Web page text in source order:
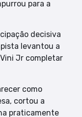
para a
decisiva
levantou a
Jr completar
como
cortou a
praticamente